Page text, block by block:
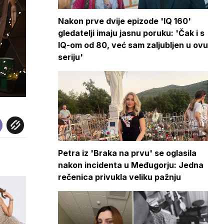
Nakon prve dvije epizode 'IQ 160'
gledatelji imaju jasnu poruku: 'Čak i s
IQ-om od 80, već sam zaljubljen u ovu
seriju'
Petra iz 'Braka na prvu' se oglasila
nakon incidenta u Međugorju: Jedna
rečenica privukla veliku pažnju